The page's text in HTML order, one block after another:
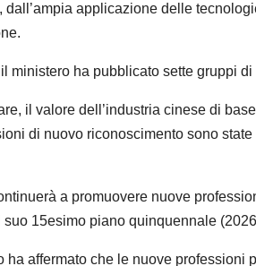
dall’ampia applicazione delle
ministero ha pubblicato sette gruppi
il valore dell’industria cinese di
di nuovo riconoscimento sono
a promuovere nuove
suo 15esimo piano quinquennale
ha affermato che le nuove